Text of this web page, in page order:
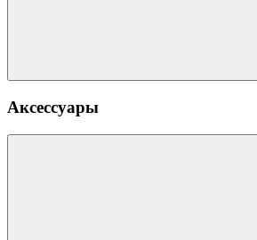
Аксессуары